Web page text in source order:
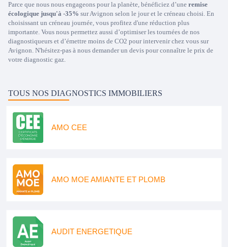
Parce que nous nous engageons pour la planète, bénéficiez d’une remise
écologique jusqu'à -35% sur Avignon selon le jour et le créneau choisi. En
choisissant un créneau journée, vous profitez d'une réduction plus
importante. Vous nous permettez aussi d’optimiser les tournées de nos
diagnostiqueurs et d’émettre moins de CO2 pour intervenir chez vous sur
Avignon. N'hésitez-pas à nous demander un devis pour connaître le prix de
votre diagnostic gaz.
TOUS NOS DIAGNOSTICS IMMOBILIERS
AMO CEE
AMO MOE AMIANTE ET PLOMB
AUDIT ENERGETIQUE